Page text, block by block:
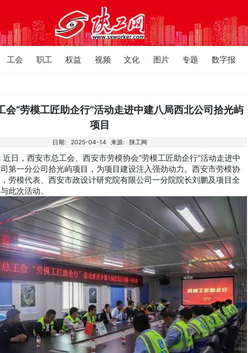
工会 职工 权益 视频 文化 图片 专题 数字报
会“劳模工匠助企行”活动走进中建八局西北公司拾光屿
项目
日期: 2025-04-14 来源: 陕工网
，西安市总工会、西安市劳模协会“劳模工匠助企行”活动走进中
第一分公司拾光屿项目，为项目建设注入强劲动力。西安市劳模协
劳模代表、西安市政设计研究院有限公司一分院院长刘鹏及项目全
此次活动。